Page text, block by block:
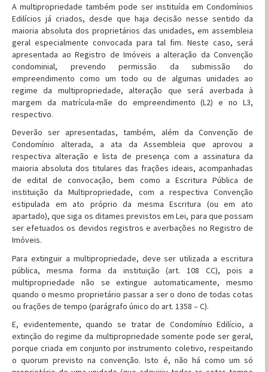
A multipropriedade também pode ser instituída em Condomínios
Edilícios já criados, desde que haja decisão nesse sentido da
maioria absoluta dos proprietários das unidades, em assembleia
geral especialmente convocada para tal fim. Neste caso, será
apresentada ao Registro de Imóveis a alteração da Convenção
condominial, prevendo permissão da submissão do
empreendimento como um todo ou de algumas unidades ao
regime da multipropriedade, alteração que será averbada à
margem da matrícula-mãe do empreendimento (L2) e no L3,
respectivo.
Deverão ser apresentadas, também, além da Convenção de
Condomínio alterada, a ata da Assembleia que aprovou a
respectiva alteração e lista de presença com a assinatura da
maioria absoluta dos titulares das frações ideais, acompanhadas
de edital de convocação, bem como a Escritura Pública de
instituição da Multipropriedade, com a respectiva Convenção
estipulada em ato próprio da mesma Escritura (ou em ato
apartado), que siga os ditames previstos em Lei, para que possam
ser efetuados os devidos registros e averbações no Registro de
Imóveis.
Para extinguir a multipropriedade, deve ser utilizada a escritura
pública, mesma forma da instituição (art. 108 CC), pois a
multipropriedade não se extingue automaticamente, mesmo
quando o mesmo proprietário passar a ser o dono de todas cotas
ou frações de tempo (parágrafo único do art. 1358 – C).
E, evidentemente, quando se tratar de Condomínio Edilício, a
extinção do regime da multipropriedade somente pode ser geral,
porque criada em conjunto por instrumento coletivo, respeitando
o quorum previsto na convenção. Isto é, não há como um só